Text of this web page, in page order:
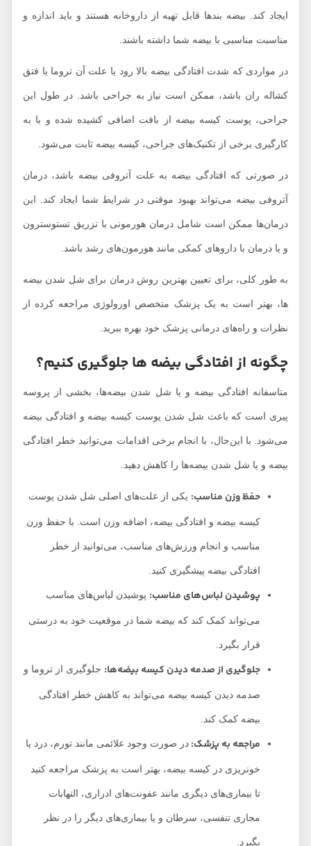
ایجاد کند. بیضه بندها قابل تهیه از داروخانه هستند و باید اندازه و
مناسبت مناسبی با بیضه شما داشته باشند.
در مواردی که شدت افتادگی بیضه بالا رود یا علت آن تروما یا فتق
کشاله ران باشد، ممکن است نیاز به جراحی باشد. در طول این
جراحی، پوست کیسه بیضه از بافت اضافی کشیده شده و با به
کارگیری برخی از تکنیک‌های جراحی، کیسه بیضه ثابت می‌شود.
در صورتی که افتادگی بیضه به علت آتروفی بیضه باشد، درمان
آتروفی بیضه می‌تواند بهبود موقتی در شرایط شما ایجاد کند. این
درمان‌ها ممکن است شامل درمان هورمونی با تزریق تستوسترون
و یا درمان با داروهای کمکی مانند هورمون‌های رشد باشد.
به طور کلی، برای تعیین بهترین روش درمان برای شل شدن بیضه‌
ها، بهتر است به یک پزشک متخصص اورولوژی مراجعه کرده از
نظرات و راه‌های درمانی پزشک خود بهره ببرید.
چگونه از افتادگی بیض‎ه‌ ها جلوگیری کنیم؟
متاسفانه افتادگی بیضه و یا شل شدن بیضه‌‌ها، بخشی از پروسه
پیری است که باعث شل شدن پوست کیسه بیضه و افتادگی بیضه
می‌شود. با این‌حال، با انجام برخی اقدامات می‌توانید خطر افتادگی
بیضه و یا شل شدن بیضه‌‌ها را کاهش دهید.
حفظ وزن مناسب:یکی از علت‌های اصلی شل شدن پوست
کیسه بیضه و افتادگی بیضه، اضافه وزن است. با حفظ وزن
مناسب و انجام ورزش‌های مناسب، می‌توانید از خطر
افتادگی بیضه پیشگیری کنید.
پوشیدن لباس‌های مناسب:پوشیدن لباس‌های مناسب
می‌تواند کمک کند که بیضه شما در موقعیت خود به درستی
قرار بگیرد.
جلوگیری از صدمه دیدن کیسه بیضه‌ها:جلوگیری از تروما و
صدمه دیدن کیسه بیضه می‌تواند به کاهش خطر افتادگی
بیضه کمک کند.
مراجعه به پزشک:در صورت وجود علائمی مانند تورم، درد یا
خونریزی در کیسه بیضه، بهتر است به پزشک مراجعه کنید
تا بیماری‌های دیگری مانند عفونت‌های ادراری، التهابات
مجاری تنفسی، سرطان و یا بیماری‌های دیگر را در نظر
بگیرد.